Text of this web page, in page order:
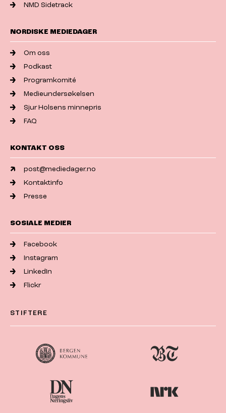
NMD Sidetrack
NORDISKE MEDIEDAGER
Om oss
Podkast
Programkomité
Medieundersøkelsen
Sjur Holsens minnepris
FAQ
KONTAKT OSS
post@mediedager.no
Kontaktinfo
Presse
SOSIALE MEDIER
Facebook
Instagram
LinkedIn
Flickr
STIFTERE